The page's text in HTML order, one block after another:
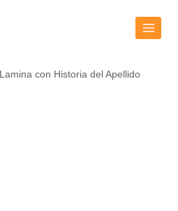
Lamina con Historia del Apellido